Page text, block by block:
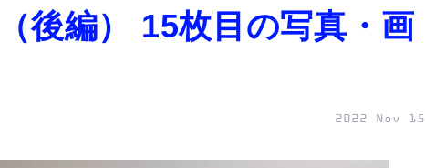
後編） 15枚目の写真・画
2022 Nov 15